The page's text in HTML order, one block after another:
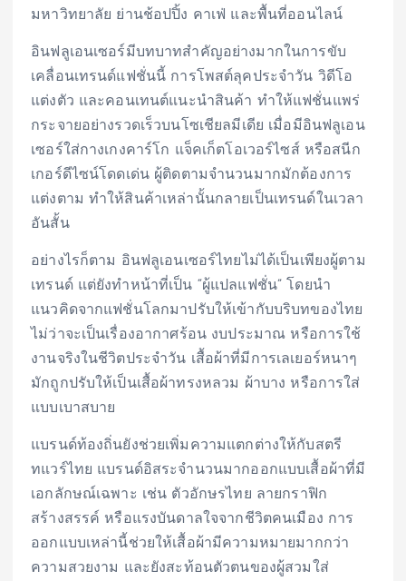
มหาวิทยาลัย ย่านช้อปปิ้ง คาเฟ่ และพื้นที่ออนไลน์
อินฟลูเอนเซอร์มีบทบาทสำคัญอย่างมากในการขับ
เคลื่อนเทรนด์แฟชั่นนี้ การโพสต์ลุคประจำวัน วิดีโอ
แต่งตัว และคอนเทนต์แนะนำสินค้า ทำให้แฟชั่นแพร่
กระจายอย่างรวดเร็วบนโซเชียลมีเดีย เมื่อมีอินฟลูเอน
เซอร์ใส่กางเกงคาร์โก แจ็คเก็ตโอเวอร์ไซส์ หรือสนีก
เกอร์ดีไซน์โดดเด่น ผู้ติดตามจำนวนมากมักต้องการ
แต่งตาม ทำให้สินค้าเหล่านั้นกลายเป็นเทรนด์ในเวลา
อันสั้น
อย่างไรก็ตาม อินฟลูเอนเซอร์ไทยไม่ได้เป็นเพียงผู้ตาม
เทรนด์ แต่ยังทำหน้าที่เป็น “ผู้แปลแฟชั่น” โดยนำ
แนวคิดจากแฟชั่นโลกมาปรับให้เข้ากับบริบทของไทย
ไม่ว่าจะเป็นเรื่องอากาศร้อน งบประมาณ หรือการใช้
งานจริงในชีวิตประจำวัน เสื้อผ้าที่มีการเลเยอร์หนาๆ
มักถูกปรับให้เป็นเสื้อผ้าทรงหลวม ผ้าบาง หรือการใส่
แบบเบาสบาย
แบรนด์ท้องถิ่นยังช่วยเพิ่มความแตกต่างให้กับสตรี
ทแวร์ไทย แบรนด์อิสระจำนวนมากออกแบบเสื้อผ้าที่มี
เอกลักษณ์เฉพาะ เช่น ตัวอักษรไทย ลายกราฟิก
สร้างสรรค์ หรือแรงบันดาลใจจากชีวิตคนเมือง การ
ออกแบบเหล่านี้ช่วยให้เสื้อผ้ามีความหมายมากกว่า
ความสวยงาม และยังสะท้อนตัวตนของผู้สวมใส่